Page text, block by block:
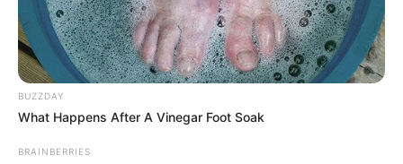
BUZZDAY
What Happens After A Vinegar Foot Soak
BRAINBERRIES